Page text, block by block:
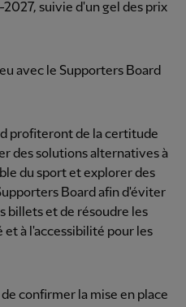
suivie d'un gel des prix
avec le Supporters Board
profiteront de la certitude
des solutions alternatives à
du sport et explorer des
Board afin d'éviter
billets et de résoudre les
à l'accessibilité pour les
confirmer la mise en place